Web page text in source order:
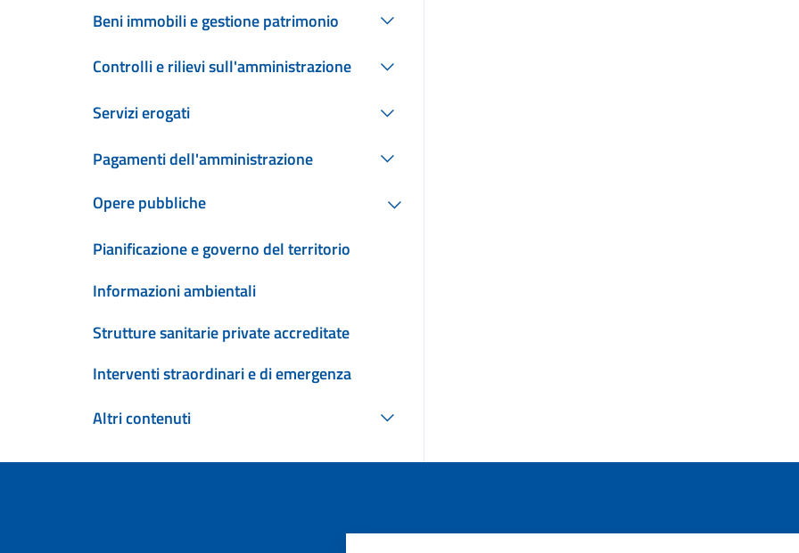
Beni immobili e gestione patrimonio
Controlli e rilievi sull'amministrazione
Servizi erogati
Pagamenti dell'amministrazione
Opere pubbliche
Pianificazione e governo del territorio
Informazioni ambientali
Strutture sanitarie private accreditate
Interventi straordinari e di emergenza
Altri contenuti